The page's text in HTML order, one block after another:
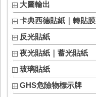
大圖輸出
卡典西德貼紙｜轉貼膜
反光貼紙
夜光貼紙｜蓄光貼紙
玻璃貼紙
GHS危險物標示牌